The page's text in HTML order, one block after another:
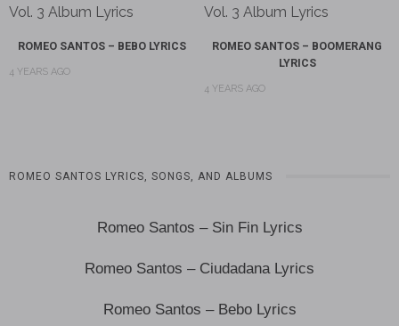
ROMEO SANTOS – BEBO LYRICS
4 YEARS AGO
ROMEO SANTOS – BOOMERANG
LYRICS
4 YEARS AGO
ROMEO SANTOS LYRICS, SONGS, AND ALBUMS
Romeo Santos – Sin Fin Lyrics
Romeo Santos – Ciudadana Lyrics
Romeo Santos – Bebo Lyrics